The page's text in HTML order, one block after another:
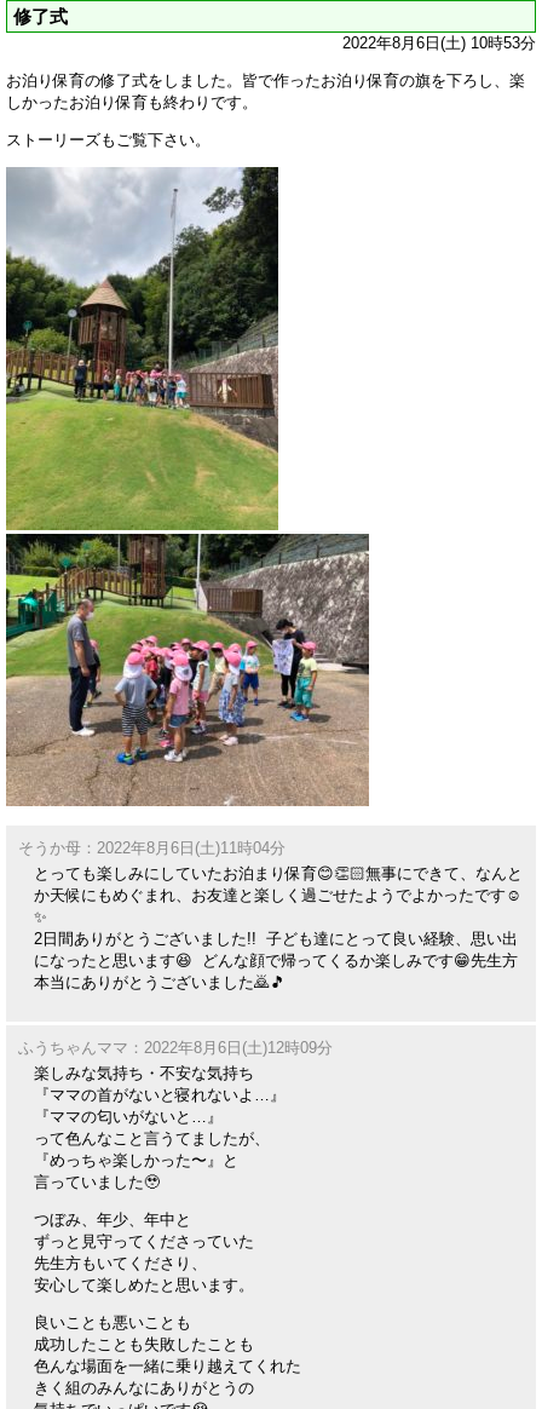
修了式
2022年8月6日(土) 10時53分
お泊り保育の修了式をしました。皆で作ったお泊り保育の旗を下ろし、楽
しかったお泊り保育も終わりです。
ストーリーズもご覧下さい。
そうか母：2022年8月6日(土)11時04分
とっても楽しみにしていたお泊まり保育😊👏🏻無事にできて、なんと
か天候にもめぐまれ、お友達と楽しく過ごせたようでよかったです☺️
✨
2日間ありがとうございました!! 子ども達にとって良い経験、思い出
になったと思います😆 どんな顔で帰ってくるか楽しみです😁先生方
本当にありがとうございました🙇🎵
ふうちゃんママ：2022年8月6日(土)12時09分
楽しみな気持ち・不安な気持ち
『ママの首がないと寝れないよ…』
『ママの匂いがないと…』
って色んなこと言うてましたが、
『めっちゃ楽しかった〜』と
言っていました🥹
つぼみ、年少、年中と
ずっと見守ってくださっていた
先生方もいてくださり、
安心して楽しめたと思います。
良いことも悪いことも
成功したことも失敗したことも
色んな場面を一緒に乗り越えてくれた
きく組のみんなにありがとうの